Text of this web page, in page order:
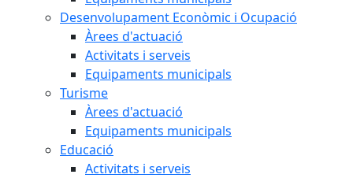
Desenvolupament Econòmic i Ocupació
Àrees d'actuació
Activitats i serveis
Equipaments municipals
Turisme
Àrees d'actuació
Equipaments municipals
Educació
Activitats i serveis